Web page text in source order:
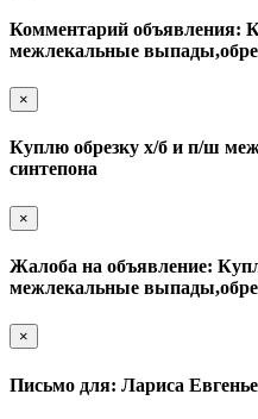
Комментарий объявления:
межлекальные
×
Куплю обрезку х/б и п/ш
синтепона
×
Жалоба на объявление:
межлекальные
×
Письмо для: Лариса